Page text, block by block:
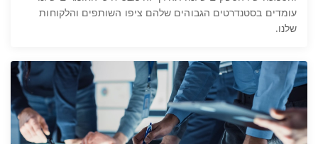
עומדים בסטנדרטים הגבוהים שלהם ציפו השותפים והלקוחות
שלנו.